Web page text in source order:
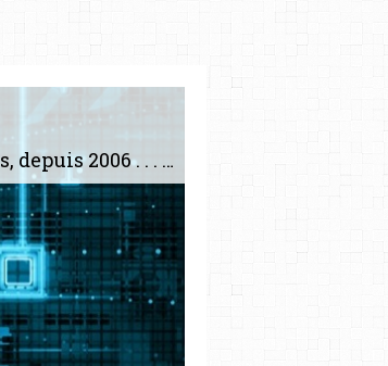
Le plus gros site de philosophie de France ! ABONNEZ-VOUS ! 4115 Articles, 1634 abonné·e·s, depuis 2006 . . . . . . . . 2 852 214 pages vues jusqu'à présent. Prestance et être apte à un plus grand nombre de choses.